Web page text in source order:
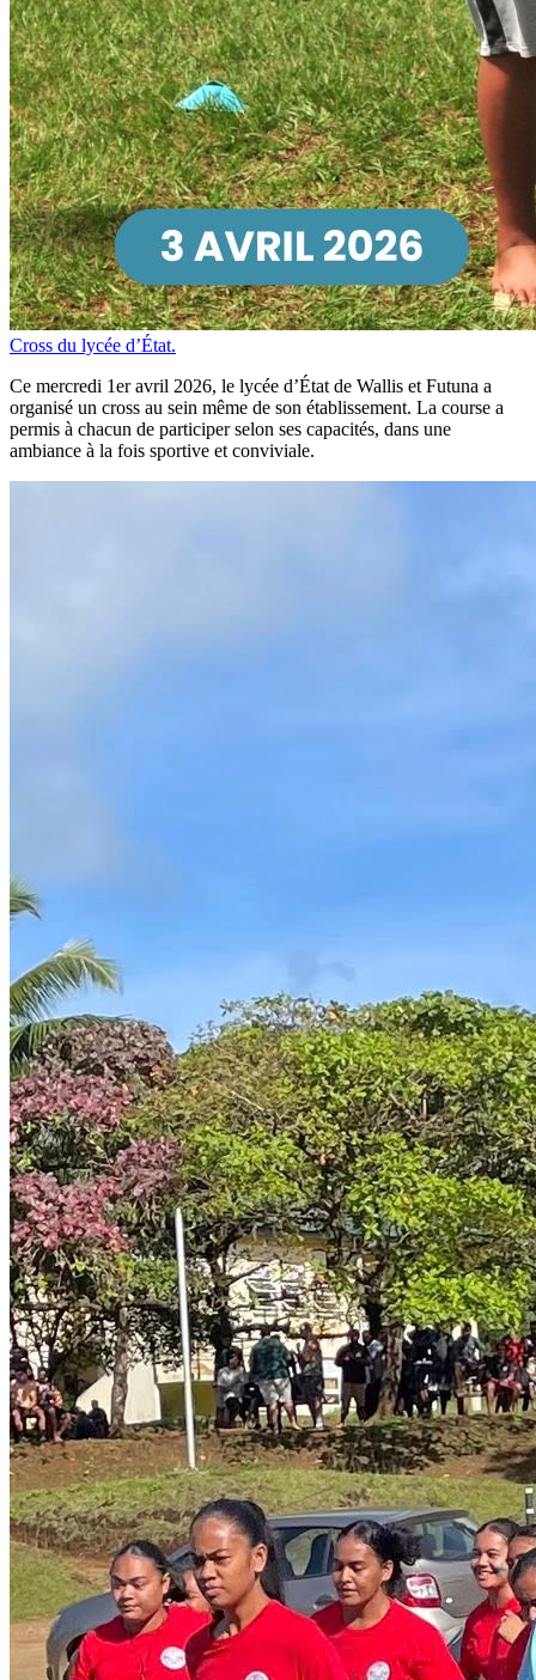
Cross du lycée d’État.
Ce mercredi 1er avril 2026, le lycée d’État de Wallis et Futuna a
organisé un cross au sein même de son établissement. La course a
permis à chacun de participer selon ses capacités, dans une
ambiance à la fois sportive et conviviale.